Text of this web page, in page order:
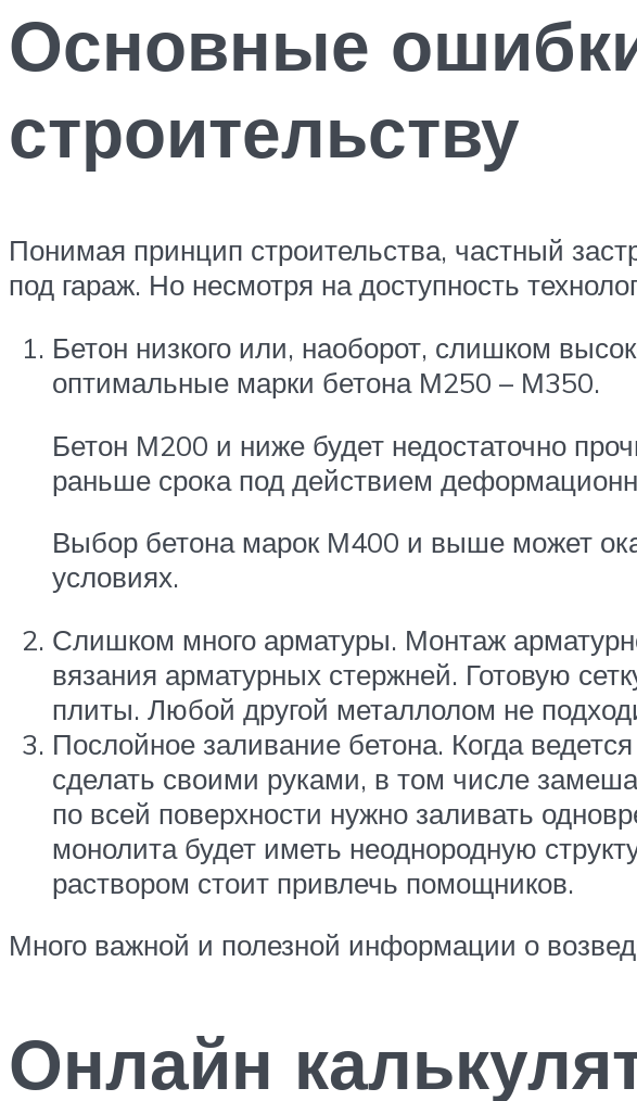
Основные
строительству
Понимая принцип строительства, частный
под гараж. Но несмотря на доступность
Бетон низкого или, наоборот, слишком
оптимальные марки бетона М250 – М350.
Бетон М200 и ниже будет недостаточно
раньше срока под действием
Выбор бетона марок М400 и выше может
условиях.
Слишком много арматуры. Монтаж
вязания арматурных стержней. Готовую
плиты. Любой другой металлолом не
Послойное заливание бетона. Когда
сделать своими руками, в том числе
по всей поверхности нужно заливать
монолита будет иметь неоднородную
раствором стоит привлечь помощников.
Много важной и полезной информации о
Онлайн